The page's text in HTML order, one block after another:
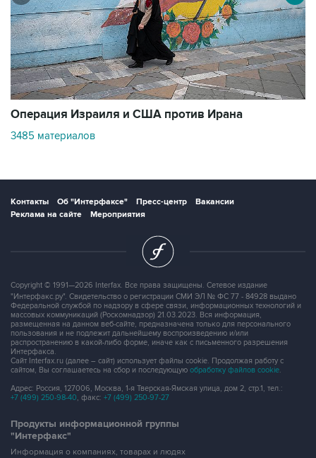
Операция Израиля и США против Ирана
3485 материалов
Контакты Об "Интерфаксе" Пресс-центр
Вакансии
Реклама на сайте
Мероприятия
Copyright © 1991—2026 Interfax. Все права защищены. Сетевое издание
"Интерфакс.ру". Свидетельство о регистрации СМИ ЭЛ № ФС 77 - 84928 выдано
Федеральной службой по надзору в сфере связи, информационных технологий и
массовых коммуникаций (Роскомнадзор) 21.03.2023. Вся информация,
размещенная на данном веб-сайте, предназначена только для персонального
пользования и не подлежит дальнейшему воспроизведению и/или
распространению в какой-либо форме, иначе как с письменного разрешения
Интерфакса.
Сайт Interfax.ru (далее – сайт) использует файлы cookie. Продолжая работу с
сайтом, Вы соглашаетесь на сбор и последующую обработку файлов cookie.
Адрес: Россия, 127006, Москва, 1-я Тверская-Ямская улица, дом 2, стр.1, тел.:
+7 (499) 250-98-40, факс: +7 (499) 250-97-27
Продукты информационной группы
"Интерфакс"
Информация о компаниях, товарах и людях